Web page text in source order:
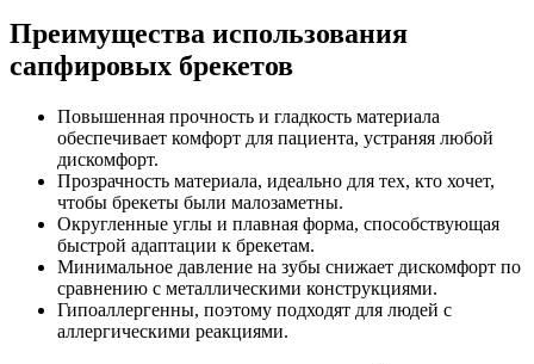
Преимущества использования
сапфировых брекетов
Повышенная прочность и гладкость материала
обеспечивает комфорт для пациента, устраняя любой
дискомфорт.
Прозрачность материала, идеально для тех, кто хочет,
чтобы брекеты были малозаметны.
Округленные углы и плавная форма, способствующая
быстрой адаптации к брекетам.
Минимальное давление на зубы снижает дискомфорт по
сравнению с металлическими конструкциями.
Гипоаллергенны, поэтому подходят для людей с
аллергическими реакциями.